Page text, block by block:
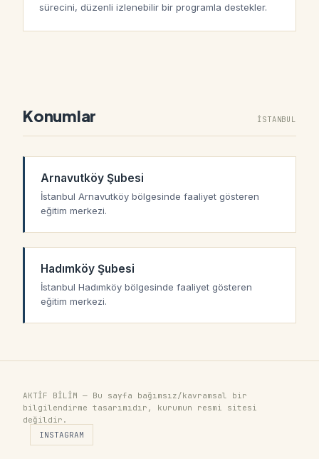
sürecini, düzenli izlenebilir bir programla destekler.
Konumlar İSTANBUL
Arnavutköy Şubesi
İstanbul Arnavutköy bölgesinde faaliyet gösteren
eğitim merkezi.
Hadımköy Şubesi
İstanbul Hadımköy bölgesinde faaliyet gösteren
eğitim merkezi.
AKTİF BİLİM — Bu sayfa bağımsız/kavramsal bir
bilgilendirme tasarımıdır, kurumun resmi sitesi
değildir.
INSTAGRAM